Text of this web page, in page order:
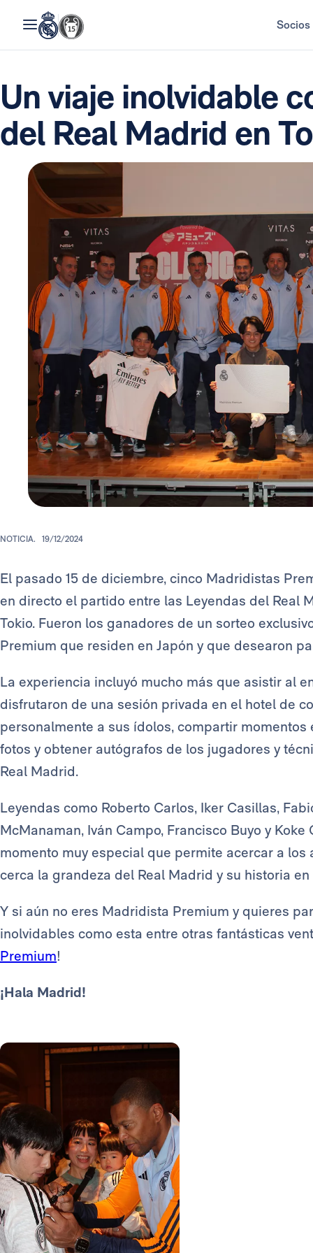
Socios
Un viaje inolvidable
del Real Madrid en
NOTICIA. 19/12/2024
El pasado 15 de diciembre, cinco Madridistas
en directo el partido entre las Leyendas del Real
Tokio. Fueron los ganadores de un sorteo
Premium que residen en Japón y que desearon
La experiencia incluyó mucho más que asistir al
disfrutaron de una sesión privada en el hotel de
personalmente a sus ídolos, compartir
fotos y obtener autógrafos de los jugadores y
Real Madrid.
Leyendas como Roberto Carlos, Iker Casillas,
McManaman, Iván Campo, Francisco Buyo y
momento muy especial que permite acercar a
cerca la grandeza del Real Madrid y su historia
Y si aún no eres Madridista Premium y quieres
inolvidables como esta entre otras fantásticas
Premium!
¡Hala Madrid!